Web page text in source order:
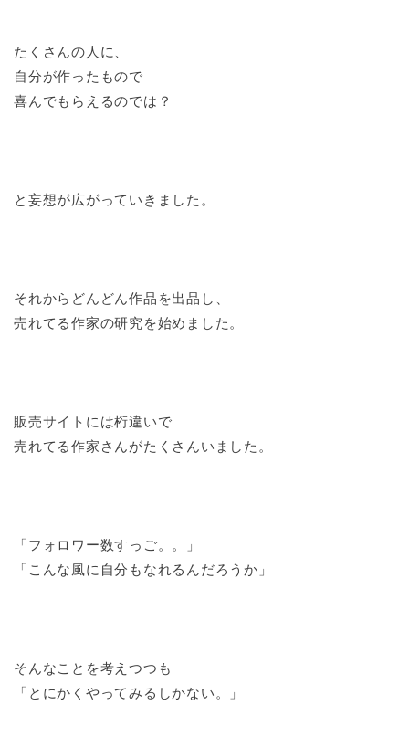
たくさんの人に、
自分が作ったもので
喜んでもらえるのでは？
と妄想が広がっていきました。
それからどんどん作品を出品し、
売れてる作家の研究を始めました。
販売サイトには桁違いで
売れてる作家さんがたくさんいました。
「フォロワー数すっご。。」
「こんな風に自分もなれるんだろうか」
そんなことを考えつつも
「とにかくやってみるしかない。」